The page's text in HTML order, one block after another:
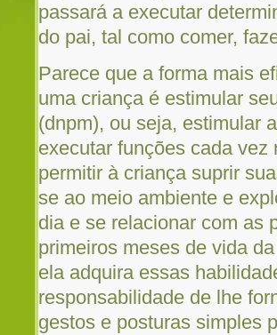
passará a executar
do pai, tal como comer,
Parece que a forma mais
uma criança é estimular
(dnpm), ou seja, estimular
executar funções cada
permitir à criança suprir
se ao meio ambiente e
dia e se relacionar com as
primeiros meses de vida
ela adquira essas
responsabilidade de lhe
gestos e posturas simples